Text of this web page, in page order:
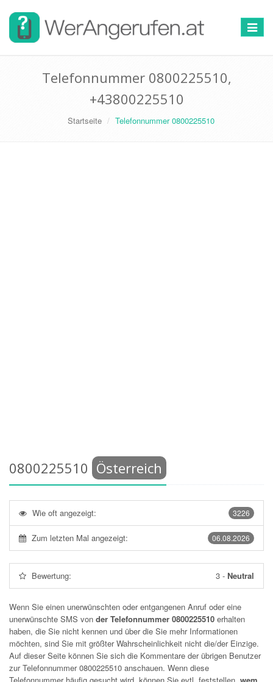
Toggle
Telefonnummer 0800225510,
+43800225510
Startseite Telefonnummer 0800225510
0800225510 Österreich
3226
Wie oft angezeigt:
06.08.2026
Zum letzten Mal angezeigt:
Bewertung: 3 - Neutral
Wenn Sie einen unerwünschten oder entgangenen Anruf oder eine
unerwünschte SMS von der Telefonnummer 0800225510 erhalten
haben, die Sie nicht kennen und über die Sie mehr Informationen
möchten, sind Sie mit größter Wahrscheinlichkeit nicht die/der Einzige.
Auf dieser Seite können Sie sich die Kommentare der übrigen Benutzer
zur Telefonnummer0800225510 anschauen. Wenn diese